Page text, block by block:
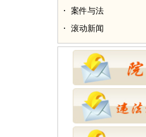
案件与法
滚动新闻